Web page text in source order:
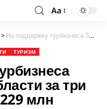
Aa
> На поддержку турбизнеса Запорожской области за три года выделено 229 млн рублей
ТУРИЗМ
за три
млн